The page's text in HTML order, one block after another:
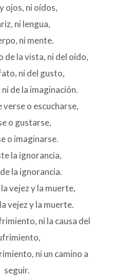
ojos, ni oídos,
ni lengua,
ni mente.
de la vista, ni del oído,
ni del gusto,
de la imaginación.
verse o escucharse,
o gustarse,
o imaginarse.
la ignorancia,
la ignorancia.
vejez y la muerte,
vejez y la muerte.
ni la causa del
ni un camino a
seguir.